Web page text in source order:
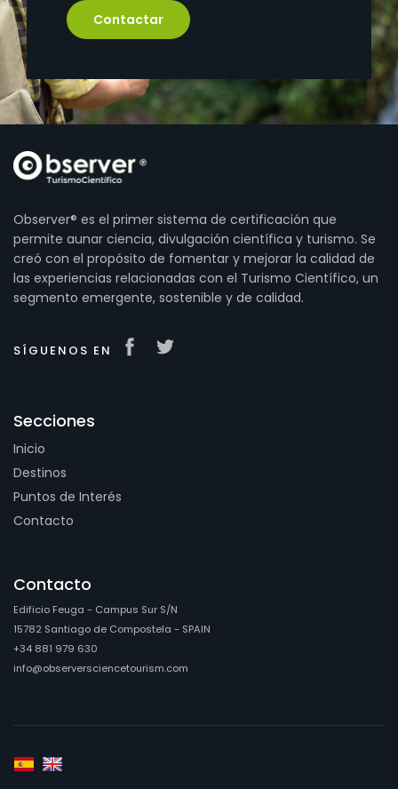
Contactar
Observer® es el primer sistema de certificación que
permite aunar ciencia, divulgación científica y turismo. Se
creó con el propósito de fomentar y mejorar la calidad de
las experiencias relacionadas con el Turismo Científico, un
segmento emergente, sostenible y de calidad.
SÍGUENOS EN
Secciones
Inicio
Destinos
Puntos de Interés
Contacto
Contacto
Edificio Feuga - Campus Sur S/N
15782 Santiago de Compostela - SPAIN
+34 881 979 630
info@observersciencetourism.com